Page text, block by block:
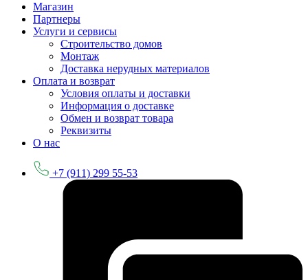
Магазин
Партнеры
Услуги и сервисы
Строительство домов
Монтаж
Доставка нерудных материалов
Оплата и возврат
Условия оплаты и доставки
Информация о доставке
Обмен и возврат товара
Реквизиты
О нас
+7 (911) 299 55-53